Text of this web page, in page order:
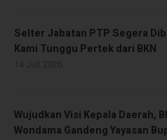
Selter Jabatan PTP Segera
Kami Tunggu Pertek dari BKN
Wujudkan Visi Kepala Daerah,
Wondama Gandeng Yayasan